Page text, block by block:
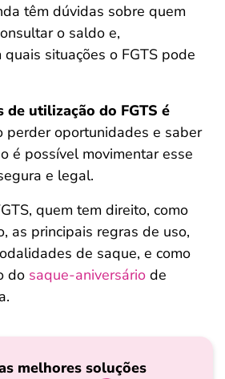
têm dúvidas sobre quem
o saldo e,
situações o FGTS pode
de utilização do FGTS é
perder oportunidades e saber
é possível movimentar esse
e legal.
quem tem direito, como
as principais regras de uso,
de saque, e como
do saque-aniversário de
melhores soluções